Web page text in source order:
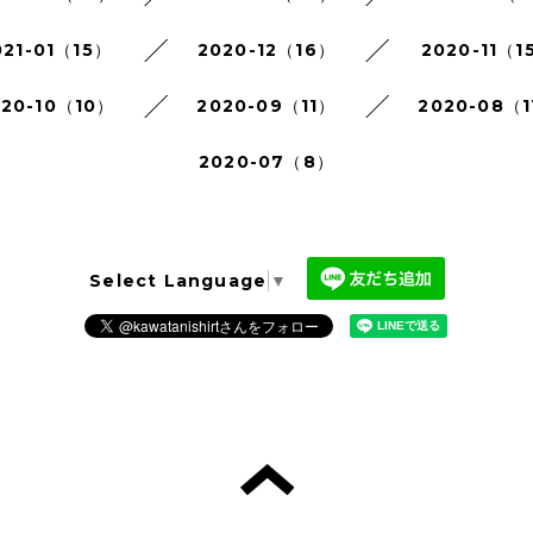
01（15） 2020-12（16） 2020-11（15
10（10） 2020-09（11） 2020-08（11
2020-07（8）
Select Language ▼